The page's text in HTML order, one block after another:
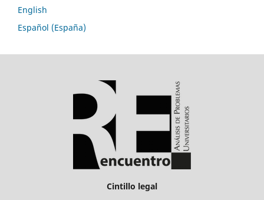
English
Español (España)
Cintillo legal